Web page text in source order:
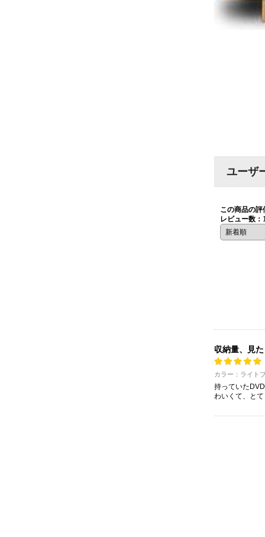
ユーザ
この商品の評
レビュー数：
収納量、見
カラー：ライト
持っていた
わいくて、と